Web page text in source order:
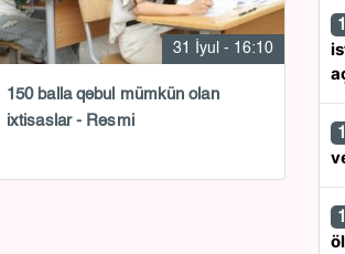
31 İyul - 16:10
150 balla qəbul mümkün olan
ixtisaslar - Rəsmi